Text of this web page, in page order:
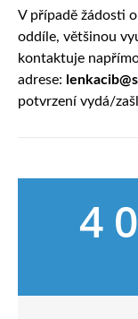
V případě žádosti
oddíle, většinou
kontaktuje
adrese:
potvrzení vydá/
4